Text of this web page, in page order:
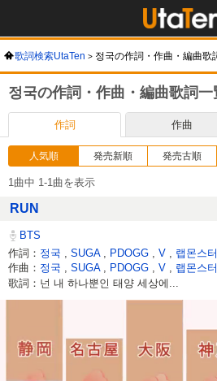
歌詞検索UtaTen 정국の作詞・作曲・編曲歌
정국の作詞・作曲・編曲歌詞一
作詞 作曲
人気順 発売新順 発売古順
1曲中 1-1曲を表示
RUN
BTS
作詞： 정국 SUGA PDOGG V 랩몬스터
作曲： 정국 SUGA PDOGG V 랩몬스터
歌詞：넌 내 하나뿐인 태양 세상에...